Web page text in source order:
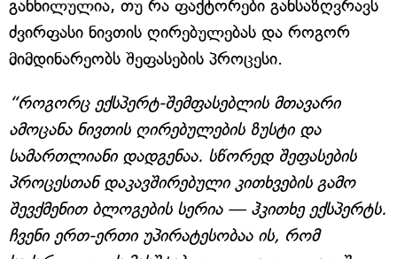
განხილულია, თუ რა ფაქტორები განსაზღვრავს
ძვირფასი ნივთის ღირებულებას და როგორ
მიმდინარეობს შეფასების პროცესი.
“როგორც ექსპერტ-შემფასებლის მთავარი
ამოცანა ნივთის ღირებულების ზუსტი და
სამართლიანი დადგენაა. სწორედ შეფასების
პროცესთან დაკავშირებული კითხვების გამო
შევქმენით ბლოგების სერია — ჰკითხე ექსპერტს.
ჩვენი ერთ-ერთი უპირატესობაა ის, რომ